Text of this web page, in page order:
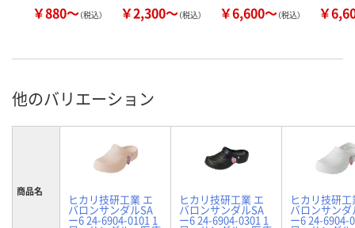
￥880～（税込） ￥2,300～（税込） ￥6,600～（税込） ￥
他のバリエーション
商品名
ヒカリ技研工業 エ
バロンサンダルSA
ー6 24-6904-0101 1
ヒカリ技研工業 エ
バロンサンダルSA
ー6 24-6904-0301 1
ヒカリ技研工
バロンサンダ
ー6 24-6904-